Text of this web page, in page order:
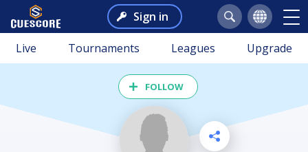
Sign in
Live Tournaments Leagues Upgrade
FOLLOW